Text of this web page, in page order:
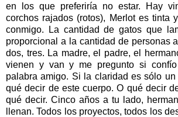
en los que preferiría no estar. Hay
corchos rajados (rotos), Merlot es tinta
conmigo. La cantidad de gatos que
proporcional a la cantidad de personas
dos, tres. La madre, el padre, el
vienen y van y me pregunto si
palabra amigo. Si la claridad es sólo un
qué decir de este cuerpo. O qué decir
qué decir. Cinco años a tu lado,
llenan. Todos los proyectos, todos los